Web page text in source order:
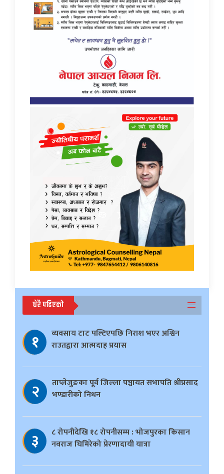
धेरै पढिएको
१
व्यवसाय टाट पल्टिएपछि निराश भएर अश्विन
राउतद्वारा आत्मदाह प्रयास
२
ताप्लेजुङका पूर्व जिल्ला पञ्चायत सभापति श्रीप्रसाद
भण्डारीको निधन
३
८ रोपनीदेखि १८ रोपनीसम्म : भोजपुरका किसान
नवराज घिमिरेको प्रेरणादायी यात्रा